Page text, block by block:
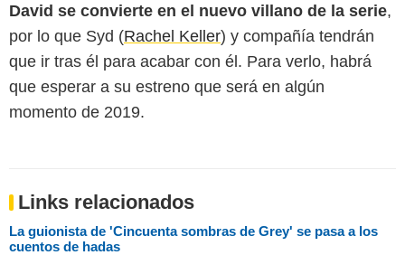
David se convierte en el nuevo villano de la serie,
por lo que Syd (Rachel Keller) y compañía tendrán
que ir tras él para acabar con él. Para verlo, habrá
que esperar a su estreno que será en algún
momento de 2019.
Links relacionados
La guionista de 'Cincuenta sombras de Grey' se pasa a los
cuentos de hadas